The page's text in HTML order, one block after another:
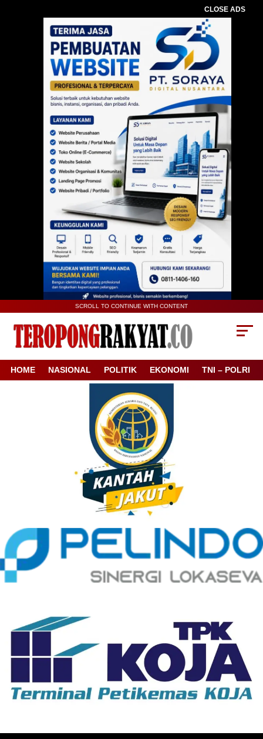
CLOSE ADS
SCROLL TO CONTINUE WITH CONTENT
HOME NASIONAL POLITIK EKONOMI TNI – POLRI